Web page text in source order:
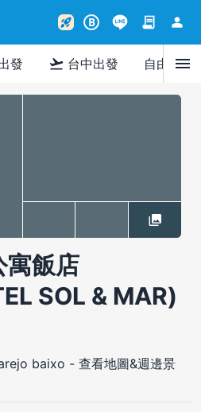
rocket_launch B contract person
發 flight_takeoff 台中出發 自由行menu
寓飯店
SOL & MAR)
baixo - 查看地圖&週邊景